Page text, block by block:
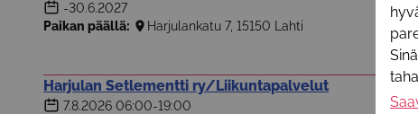
-30.6.2027
Paikan päällä:
Harjulankatu 7, 15150 Lahti
Harjulan Setlementti ry/Liikuntapalvelut
7.8.2026 06:00-19:00